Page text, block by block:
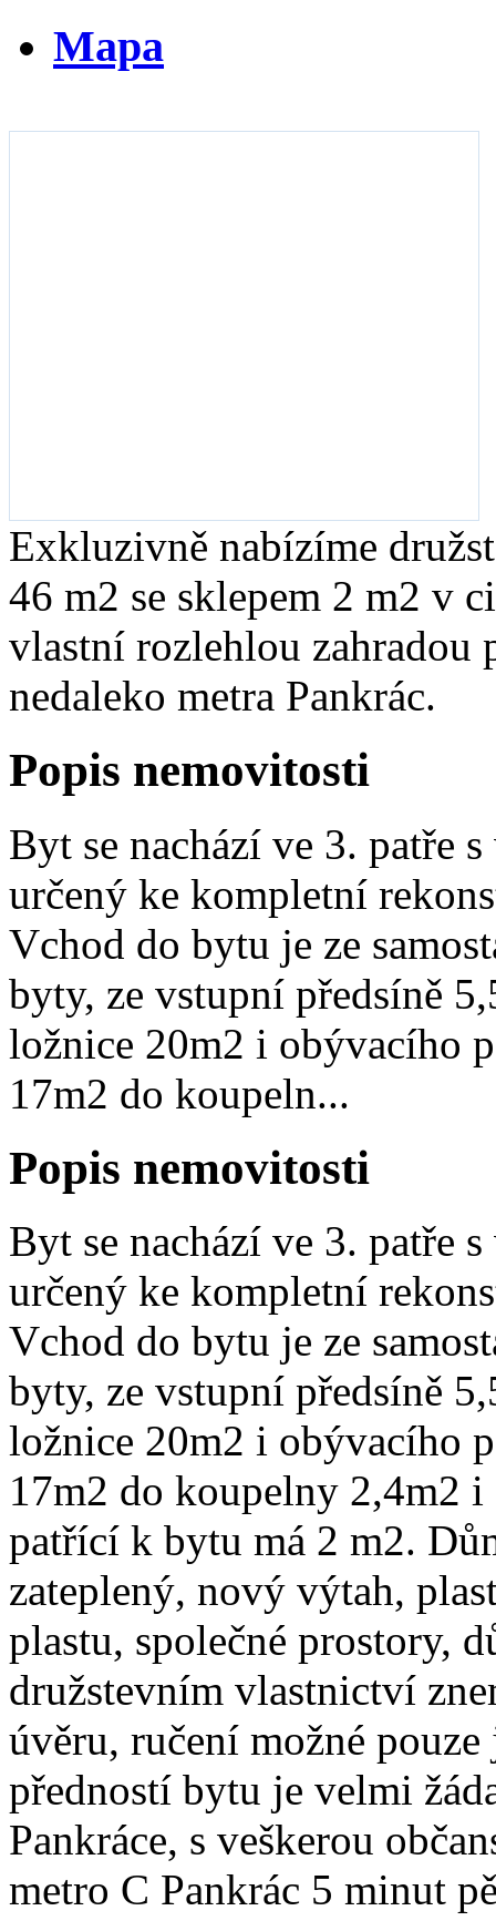
Mapa
Exkluzivně nabízíme
46 m2 se sklepem 2 m2 v
vlastní rozlehlou zahradou
nedaleko metra Pankrác.
Popis nemovitosti
Byt se nachází ve 3. patře
určený ke kompletní
Vchod do bytu je ze
byty, ze vstupní předsíně
ložnice 20m2 i obývacího
17m2 do koupeln...
Popis nemovitosti
Byt se nachází ve 3. patře
určený ke kompletní
Vchod do bytu je ze
byty, ze vstupní předsíně
ložnice 20m2 i obývacího
17m2 do koupelny 2,4m2
patřící k bytu má 2 m2.
zateplený, nový výtah,
plastu, společné prostory,
družstevním vlastnictví
úvěru, ručení možné
předností bytu je velmi
Pankráce, s veškerou
metro C Pankrác 5 minut